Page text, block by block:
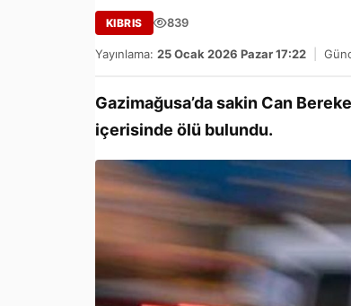
KIBRIS 839
Yayınlama: 25 Ocak 2026 Pazar 17:22
Gazimağusa’da sakin Can
içerisinde ölü bulundu.